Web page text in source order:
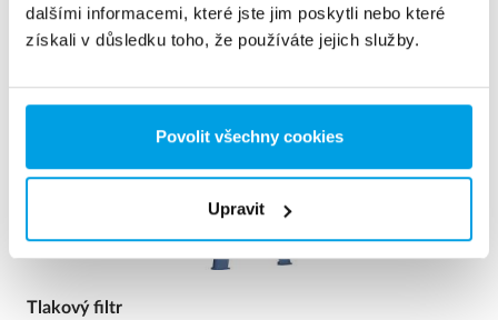
dalšími informacemi, které jste jim poskytli nebo které
získali v důsledku toho, že používáte jejich služby.
Povolit všechny cookies
Upravit
Tlakový filtr